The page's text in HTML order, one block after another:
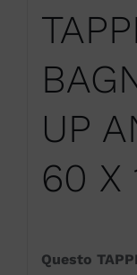
UP
60 X
Questo